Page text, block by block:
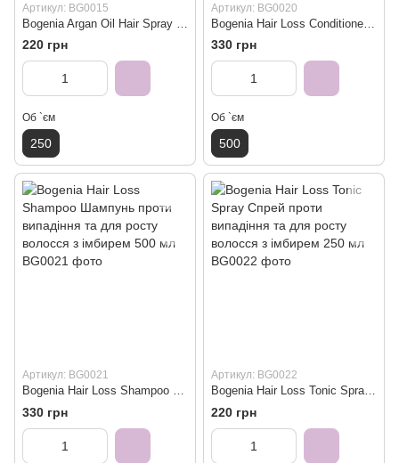
Артикул: BG0015
220 грн
Об `єм
250
Артикул: BG0020
330 грн
Об `єм
500
Артикул: BG0021
Bogenia Hair Loss Shampoo Шампунь проти випадіння та для росту волосся з імбирем 500 мл
330 грн
Артикул: BG0022
Bogenia Hair Loss Tonic Spray Спрей проти випадіння та для росту волосся з імбирем 250 мл
220 грн